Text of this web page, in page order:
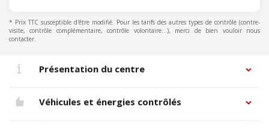
* Prix TTC susceptible d'être modifié. Pour les tarifs des autres types de contrôle (contre-
visite, contrôle complémentaire, contrôle volontaire...), merci de bien vouloir nous
contacter.
Présentation du centre
Véhicules et énergies contrôlés